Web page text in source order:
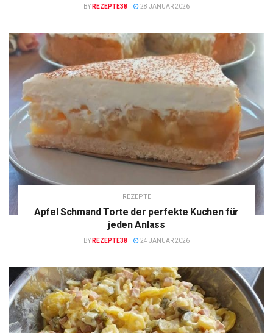
BY REZEPTE38 28 JANUAR 2026
REZEPTE
Apfel Schmand Torte der perfekte Kuchen für
jeden Anlass
BY REZEPTE38 24 JANUAR 2026